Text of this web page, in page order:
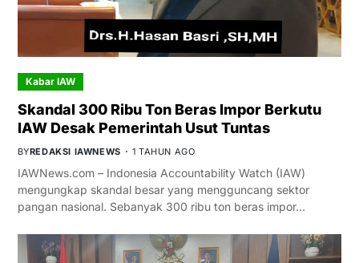
Kabar IAW
Skandal 300 Ribu Ton Beras Impor Berkutu
IAW Desak Pemerintah Usut Tuntas
BYREDAKSI IAWNEWS 1 TAHUN AGO
IAWNews.com – Indonesia Accountability Watch (IAW)
mengungkap skandal besar yang mengguncang sektor
pangan nasional. Sebanyak 300 ribu ton beras impor…